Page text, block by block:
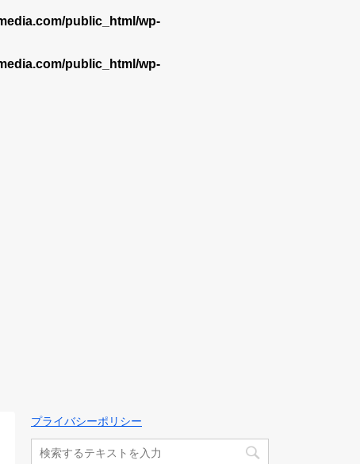
public_html/wp-
public_html/wp-
プライバシーポリシー